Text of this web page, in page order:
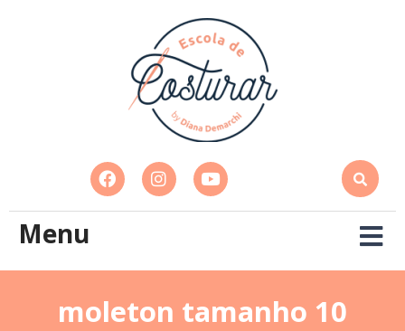
Menu
moleton tamanho 10